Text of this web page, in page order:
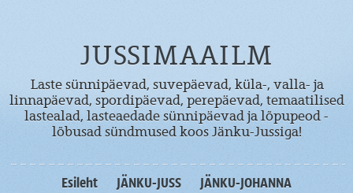
JUSSIMAAILM
Laste sünnipäevad, suvepäevad, küla-, valla- ja
linnapäevad, spordipäevad, perepäevad, temaatilised
lastealad, lasteaedade sünnipäevad ja lõpupeod -
lõbusad sündmused koos Jänku-Jussiga!
Esileht JÄNKU-JUSS
JÄNKU-JOHANNA